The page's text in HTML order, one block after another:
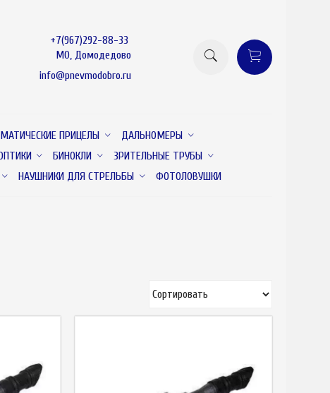
+7(967)292-88-33
МО, Домодедово
info@pnevmodobro.ru
ПРИЦЕЛЫ
ДАЛЬНОМЕРЫ
БИНОКЛИ
ЗРИТЕЛЬНЫЕ ТРУБЫ
НАУШНИКИ ДЛЯ СТРЕЛЬБЫ ФОТОЛОВУШКИ